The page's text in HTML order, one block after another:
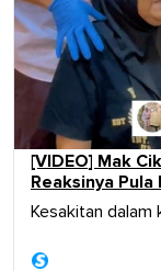
[VIDEO] Mak
Reaksinya
Kesakitan dalam